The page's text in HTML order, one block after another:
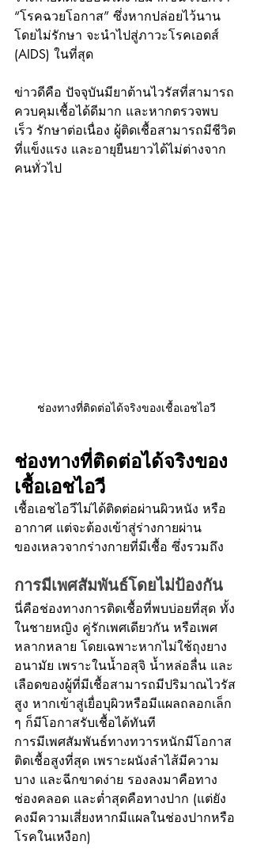
“โรคฉวยโอกาส” ซึ่งหากปล่อยไว้นาน
โดยไม่รักษา จะนำไปสู่ภาวะโรคเอดส์
(AIDS) ในที่สุด
ข่าวดีคือ ปัจจุบันมียาต้านไวรัสที่สามารถ
ควบคุมเชื้อได้ดีมาก และหากตรวจพบ
เร็ว รักษาต่อเนื่อง ผู้ติดเชื้อสามารถมีชีวิต
ที่แข็งแรง และอายุยืนยาวได้ไม่ต่างจาก
คนทั่วไป
ช่องทางที่ติดต่อได้จริงของเชื้อเอชไอวี
ช่องทางที่ติดต่อได้จริงของ
เชื้อเอชไอวี
เชื้อเอชไอวีไม่ได้ติดต่อผ่านผิวหนัง หรือ
อากาศ แต่จะต้องเข้าสู่ร่างกายผ่าน
ของเหลวจากร่างกายที่มีเชื้อ ซึ่งรวมถึง
การมีเพศสัมพันธ์โดยไม่ป้องกัน
นี่คือช่องทางการติดเชื้อที่พบบ่อยที่สุด ทั้ง
ในชายหญิง คู่รักเพศเดียวกัน หรือเพศ
หลากหลาย โดยเฉพาะหากไม่ใช้ถุงยาง
อนามัย เพราะในน้ำอสุจิ น้ำหล่อลื่น และ
เลือดของผู้ที่มีเชื้อสามารถมีปริมาณไวรัส
สูง หากเข้าสู่เยื่อบุผิวหรือมีแผลถลอกเล็ก
ๆ ก็มีโอกาสรับเชื้อได้ทันที
การมีเพศสัมพันธ์ทางทวารหนักมีโอกาส
ติดเชื้อสูงที่สุด เพราะผนังลำไส้มีความ
บาง และฉีกขาดง่าย รองลงมาคือทาง
ช่องคลอด และต่ำสุดคือทางปาก (แต่ยัง
คงมีความเสี่ยงหากมีแผลในช่องปากหรือ
โรคในเหงือก)